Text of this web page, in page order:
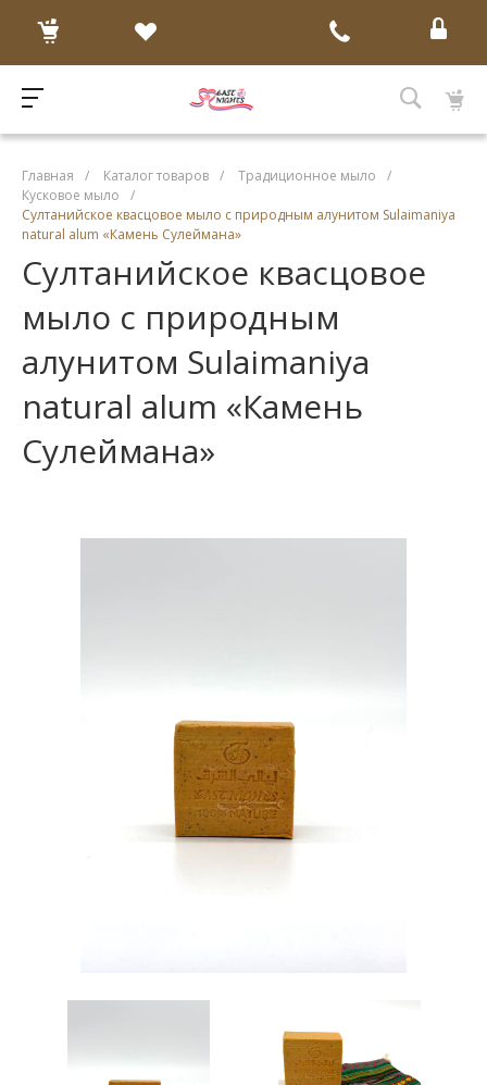
Главная / Каталог товаров / Традиционное мыло
/
Кусковое мыло
/
Султанийское квасцовое мыло с природным алунитом Sulaimaniya
natural alum «Камень Сулеймана»
Султанийское квасцовое
мыло с природным
алунитом Sulaimaniya
natural alum «Камень
Сулеймана»